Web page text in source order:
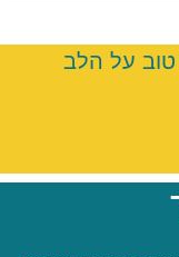
טוב על הלב